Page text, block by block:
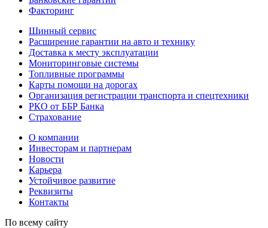
Факторинг
Шинный сервис
Расширение гарантии на авто и технику
Доставка к месту эксплуатации
Мониторинговые системы
Топливные программы
Карты помощи на дорогах
Организация регистрации транспорта и спецтехники
РКО от ББР Банка
Страхование
О компании
Инвесторам и партнерам
Новости
Карьера
Устойчивое развитие
Реквизиты
Контакты
По всему сайту